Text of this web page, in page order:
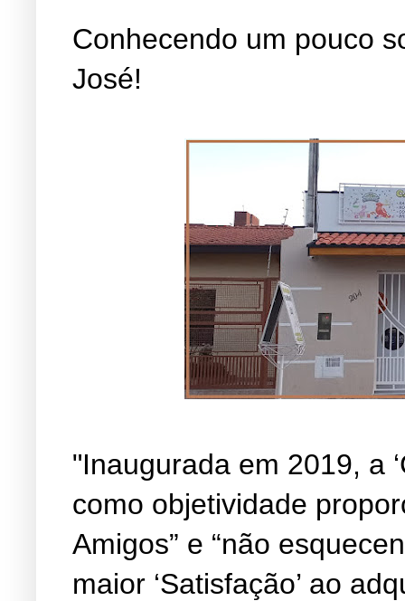
Conhecendo um pouco
José!
"Inaugurada em 2019, a
como objetividade
Amigos” e “não
maior ‘Satisfação’ ao